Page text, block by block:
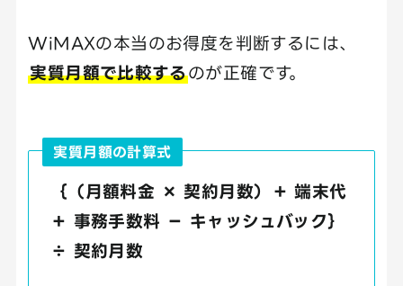
WiMAXの本当のお得度を判断するには、
実質月額で比較するのが正確です。
実質月額の計算式
｛（月額料金 × 契約月数）＋ 端末代
＋ 事務手数料 － キャッシュバック｝
÷ 契約月数